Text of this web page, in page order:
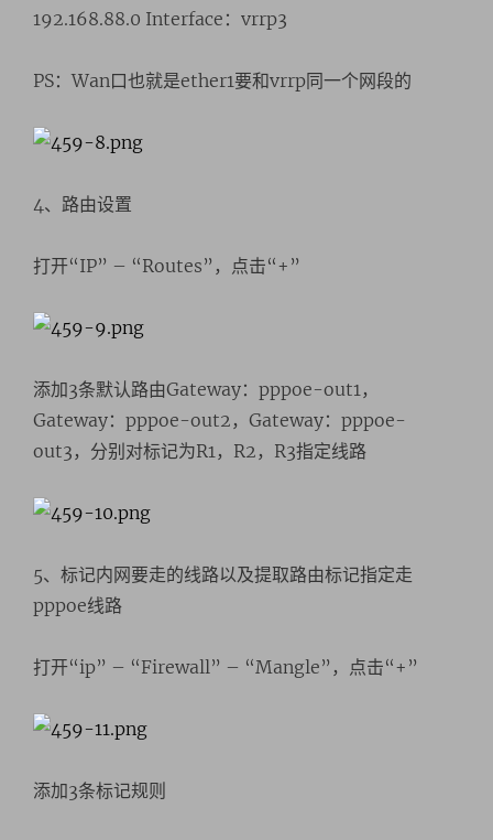
192.168.88.0 Interface：vrrp3
PS：Wan口也就是ether1要和vrrp同一个网段的
4、路由设置
打开“IP” – “Routes”，点击“+”
添加3条默认路由Gateway：pppoe-out1，
Gateway：pppoe-out2，Gateway：pppoe-
out3，分别对标记为R1，R2，R3指定线路
5、标记内网要走的线路以及提取路由标记指定走
pppoe线路
打开“ip” – “Firewall” – “Mangle”，点击“+”
添加3条标记规则